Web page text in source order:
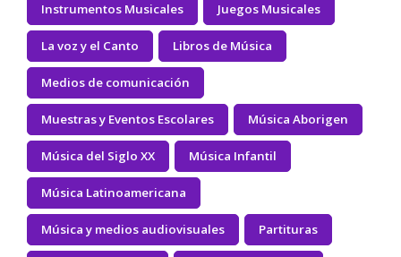
Instrumentos Musicales Juegos Musicales
La voz y el Canto Libros de Música
Medios de comunicación
Muestras y Eventos Escolares Música Aborigen
Música del Siglo XX Música Infantil
Música Latinoamericana
Música y medios audiovisuales Partituras